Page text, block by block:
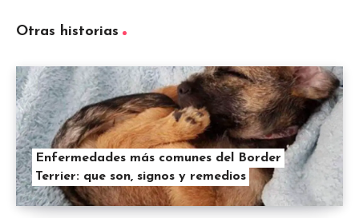
Otras historias
Enfermedades más comunes del Border
Terrier: que son, signos y remedios